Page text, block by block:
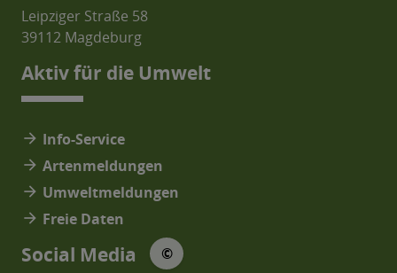
Leipziger Straße 58
39112 Magdeburg
Aktiv für die Umwelt
arrow_forward Info-Service
arrow_forward Artenmeldungen
arrow_forward Umweltmeldungen
arrow_forward Freie Daten
Social Media © © Social Media Icons: jam-